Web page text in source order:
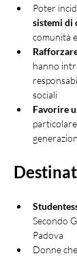
Poter
sistemi di
comunità
hanno
sociali
Favorire
Secondo
Padova
Donne